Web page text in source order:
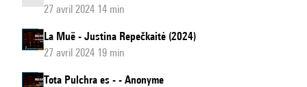
27 avril 2024 14 min
La Muë - Justina Repečkaitė (2024)
27 avril 2024 19 min
Tota Pulchra es - - Anonyme